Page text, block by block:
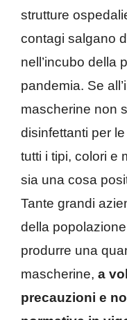
strutture
contagi salgano
nell’incubo della
pandemia. Se
mascherine non
disinfettanti per
tutti i tipi, colori e
sia una cosa
Tante grandi
della
produrre una
mascherine, a
precauzioni e